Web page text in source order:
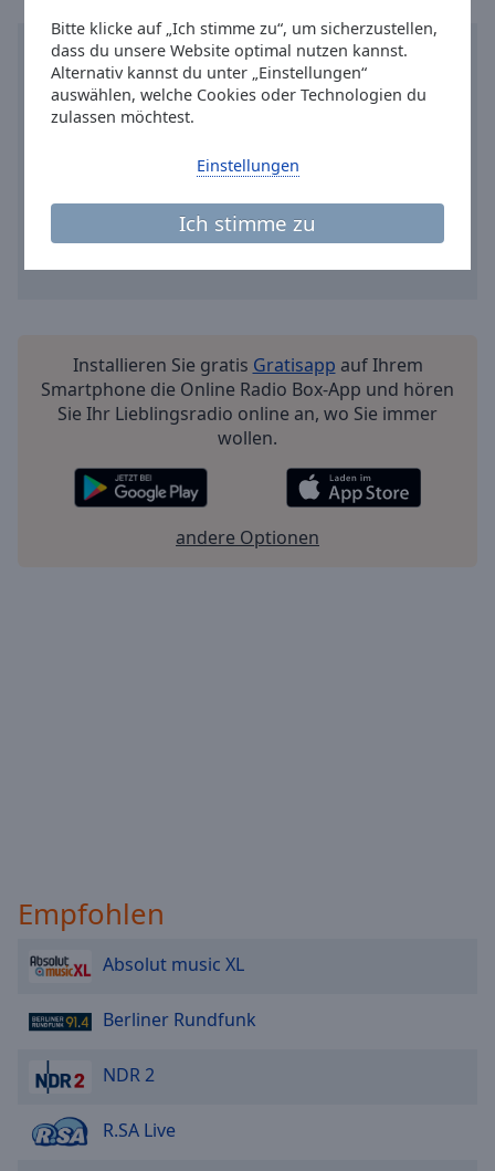
Bitte klicke auf „Ich stimme zu“, um sicherzustellen,
dass du unsere Website optimal nutzen kannst.
Alternativ kannst du unter „Einstellungen“
auswählen, welche Cookies oder Technologien du
zulassen möchtest.
Ich stimme zu
Einstellungen
Installieren Sie gratis Gratisapp auf Ihrem
Smartphone die Online Radio Box-App und hören
Sie Ihr Lieblingsradio online an, wo Sie immer
wollen.
andere Optionen
Empfohlen
Absolut music XL
Berliner Rundfunk
NDR 2
R.SA Live